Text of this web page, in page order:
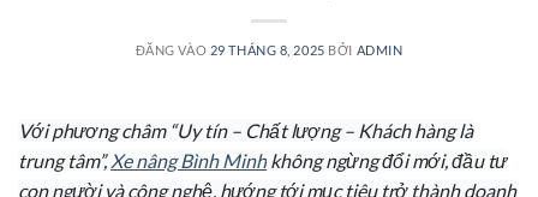
ĐĂNG VÀO 29 THÁNG 8, 2025 BỞI ADMIN
Với phương châm “Uy tín – Chất lượng – Khách hàng là
trung tâm”, Xe nâng Bình Minh không ngừng đổi mới, đầu tư
con người và công nghệ, hướng tới mục tiêu trở thành doanh